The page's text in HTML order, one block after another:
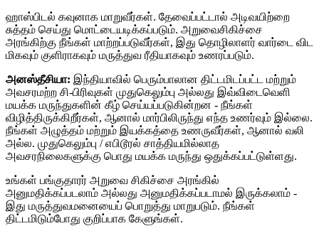
ஹாஸ்பிடல் கவுனாக மாறுவீர்கள். தேவைப்பட்டால் அடிவயிற்றை
சுத்தம் செய்து மொட்டையடிக்கப்படும். அறுவைசிகிச்சை
அரங்கிற்கு நீங்கள் மாற்றப்படுவீர்கள், இது தொழிலாளர் வார்டை விட
மிகவும் குளிராகவும் மருத்துவ ரீதியாகவும் உணரப்படும்.
அனஸ்தீசியா: இந்தியாவில் பெரும்பாலான திட்டமிடப்பட்ட மற்றும்
அவசரமற்ற சி-பிரிவுகள் முதுகெலும்பு அல்லது இவ்விடைவெளி
மயக்க மருந்துகளின் கீழ் செய்யப்படுகின்றன - நீங்கள்
விழித்திருக்கிறீர்கள், ஆனால் மார்பிலிருந்து எந்த உணர்வும் இல்லை.
நீங்கள் அழுத்தம் மற்றும் இயக்கத்தை உணருவீர்கள், ஆனால் வலி
அல்ல. முதுகெலும்பு / எபிடூரல் சாத்தியமில்லாத
அவசரநிலைகளுக்கு பொது மயக்க மருந்து ஒதுக்கப்பட்டுள்ளது.
உங்கள் பங்குதாரர் அறுவை சிகிச்சை அரங்கில்
அனுமதிக்கப்படலாம் அல்லது அனுமதிக்கப்படாமல் இருக்கலாம் -
இது மருத்துவமனையைப் பொறுத்து மாறுபடும். நீங்கள்
திட்டமிடும்போது குறிப்பாக கேளுங்கள்.